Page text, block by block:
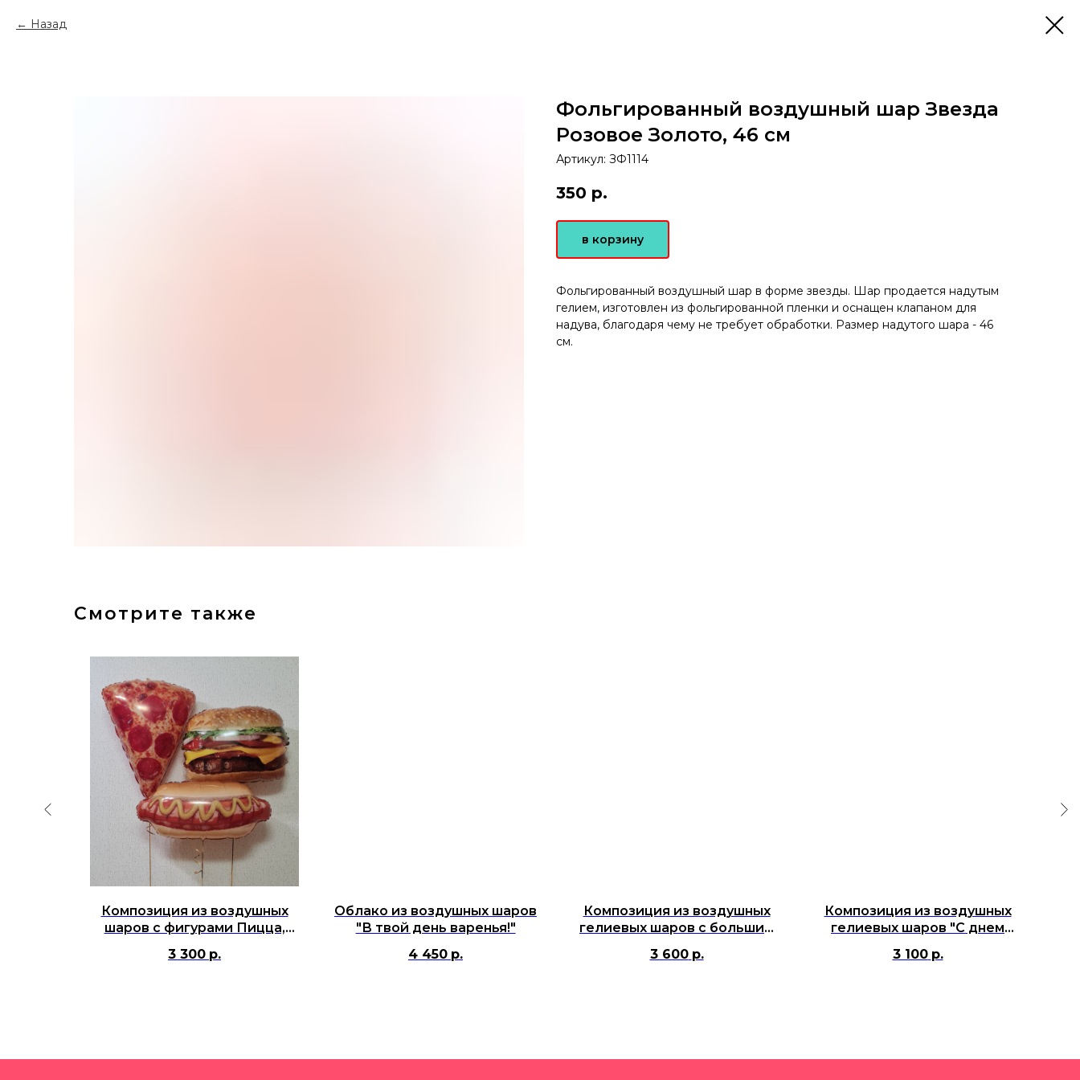
Назад
Фольгированный воздушный шар Звезда
Розовое Золото, 46 см
Артикул: ЗФ1114
350 р.
в корзину
Фольгированный воздушный шар в форме звезды. Шар продается надутым
гелием, изготовлен из фольгированной пленки и оснащен клапаном для
надува, благодаря чему не требует обработки. Размер надутого шара - 46
см.
Смотрите также
Композиция из воздушных
шаров с фигурами Пицца,
3 300 р.
Облако из воздушных шаров
"В твой день варенья!"
4 450 р.
Композиция из воздушных
гелиевых шаров с большим
индивидуальной надписью и
3 600 р.
Композиция из воздушных
гелиевых шаров "С днем
3 100 р.